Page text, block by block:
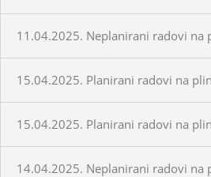
11.04.2025. Neplanirani radovi na
15.04.2025. Planirani radovi na
15.04.2025. Planirani radovi na
14.04.2025. Neplanirani radovi na